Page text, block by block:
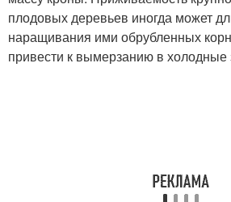
плодовых деревьев иногда может
наращивания ими обрубленных
привести к вымерзанию в